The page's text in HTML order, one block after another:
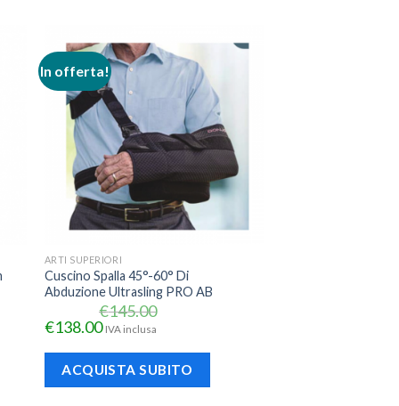
In offerta!
ARTI SUPERIORI
Cuscino Spalla 45°-60° Di
Abduzione Ultrasling PRO AB
€145.00
€138.00 IVA inclusa
ACQUISTA SUBITO